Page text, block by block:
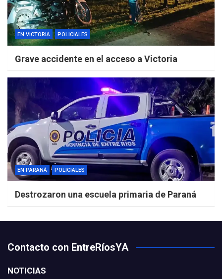
EN VICTORIA POLICIALES
Grave accidente en el acceso a Victoria
EN PARANÁ POLICIALES
Destrozaron una escuela primaria de Paraná
Contacto con EntreRíosYA
NOTICIAS